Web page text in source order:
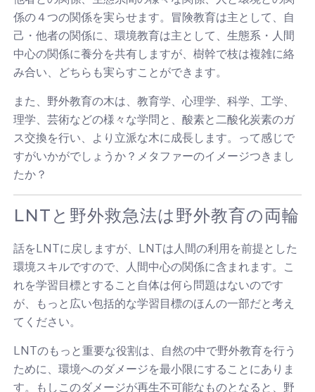
係の４つの関係を実らせます。冒険教育は主として、自
己・他者の関係に、環境教育は主として、生態系・人間
中心の関係に養分を共有しますが、樹幹で枝は複雑に絡
み合い、どちらも実らすことができます。
また、野外教育の木は、教育学、心理学、科学、工学、
理学、芸術などの様々な学問と、酸素と二酸化炭素のガ
ス交換を行い、より立派な木に成長します。って感じで
すがいかがでしょうか？メタファーのイメージつきまし
たか？
LNTと野外救急法は野外教育の両輪
話をLNTに戻しますが、LNTは人間の利用を前提とした
環境スキルですので、人間中心の関係に含まれます。こ
れを学習目標とすること自体は何ら問題はないのです
が、もっと広い包括的な学習目標のほんの一部だと考え
てください。
LNTのもっと重要な役割は、自然の中で野外教育を行う
ために、環境へのダメージを最小限にすることにありま
す。もしこのダメージが再生不可能なものとなると、野